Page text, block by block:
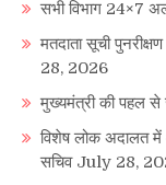
सभी विभाग 24×7
मतदाता सूची
28, 2026
मुख्यमंत्री की पहल से
विशेष लोक अदालत में
सचिव July 28,